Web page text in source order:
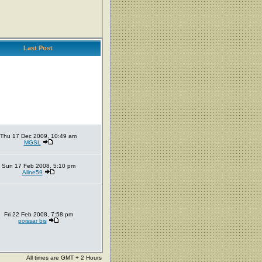
Last Post
Thu 17 Dec 2009, 10:49 am
MGSL
Sun 17 Feb 2008, 5:10 pm
Aline59
Fri 22 Feb 2008, 7:58 pm
poissar bis
All times are GMT + 2 Hours